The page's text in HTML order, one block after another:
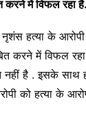
करने में विफल रहा है.
नृशंस हत्या के
करने में विफल
नहीं है . इसके
को हत्या के